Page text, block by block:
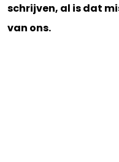
schrijven, al is dat
van ons.